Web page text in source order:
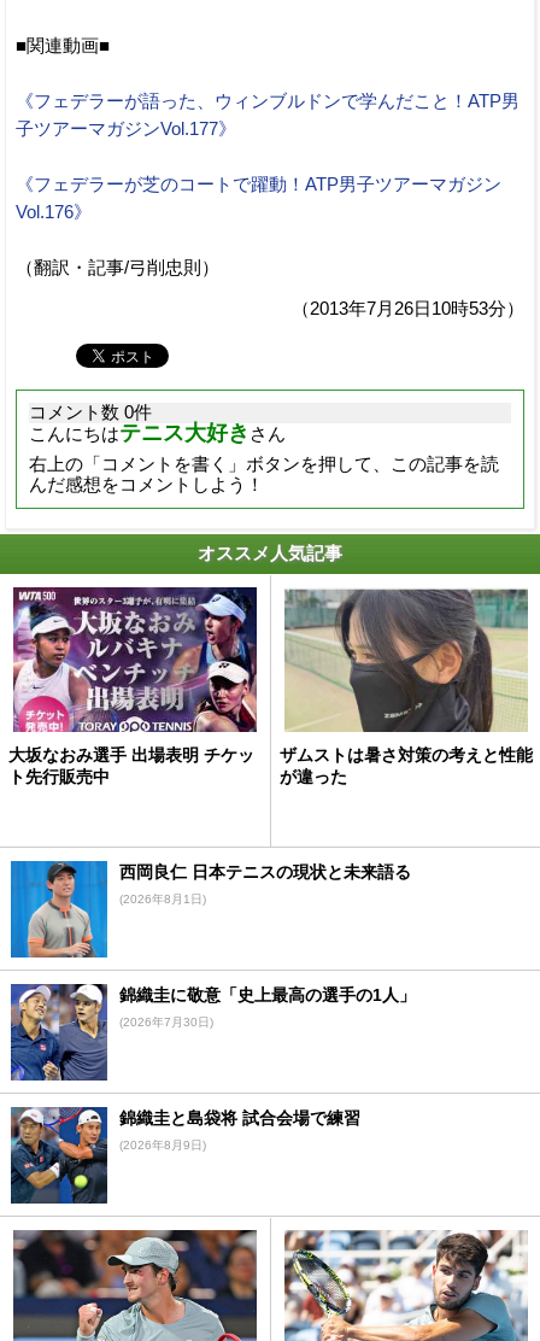
■関連動画■
《フェデラーが語った、ウィンブルドンで学んだこと！ATP男
子ツアーマガジンVol.177》
《フェデラーが芝のコートで躍動！ATP男子ツアーマガジン
Vol.176》
（翻訳・記事/弓削忠則）
（2013年7月26日10時53分）
コメント数 0件
こんにちはテニス大好き さん
右上の「コメントを書く」ボタンを押して、この記事を読
んだ感想をコメントしよう！
オススメ人気記事
大坂なおみ選手 出場表明 チケッ
ト先行販売中
ザムストは暑さ対策の考えと性能
が違った
西岡良仁 日本テニスの現状と未来語る
(2026年8月1日)
錦織圭に敬意「史上最高の選手の1人」
(2026年7月30日)
錦織圭と島袋将 試合会場で練習
(2026年8月9日)